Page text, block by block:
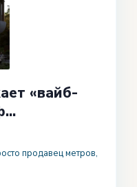
«вайб-
продавец метров,